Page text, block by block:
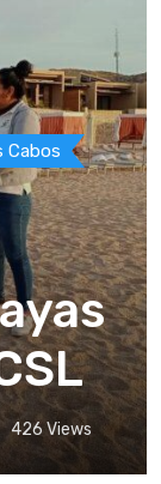
Cabos
426 Views